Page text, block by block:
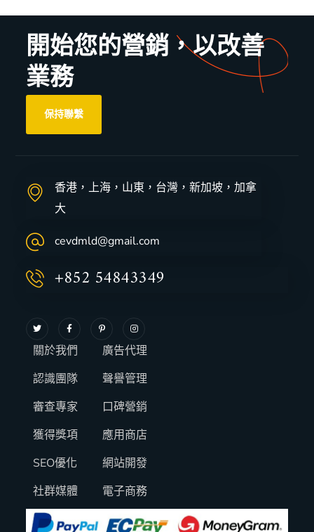
開始您的營銷，以改善
業務
保持聯繫
香港，上海，山東，台灣，新加坡，加拿
大
cevdmld@gmail.com
+852 54843349
關於我們
認識團隊
審查專家
獲得獎項
SEO優化
社群媒體
廣告代理
聲譽管理
口碑營銷
應用商店
網站開發
電子商務